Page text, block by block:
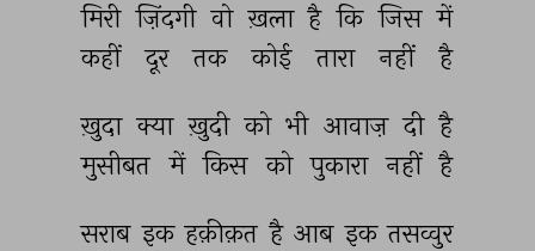
मिरी ज़िंदगी वो ख़ला है कि जिस में
कहीं
दूर तक कोई तारा नहीं है
ख़ुदा क्या ख़ुदी को भी आवाज़ दी है
मुसीबत में किस को पुकारा नहीं है
सराब इक हक़ीक़त है आब इक तसव्वुर